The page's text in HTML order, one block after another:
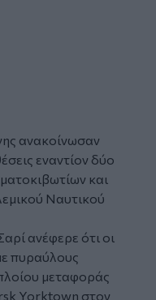
ανακοίνωσαν
εναντίον δύο
και
Ναυτικού
ανέφερε ότι οι
πυραύλους
μεταφοράς
Yorktown στον